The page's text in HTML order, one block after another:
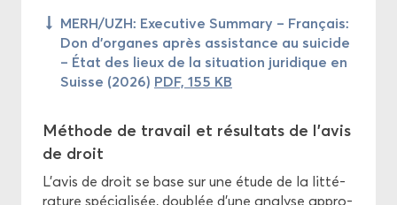
MERH/UZH: Exe­cu­tive Sum­ma­ry – Fran­çais:
Don d’or­ganes après as­sis­tance au sui­cide
– État des lieux de la si­tua­tion ju­ri­dique en
Suisse (2026) PDF, 155 KB
Mé­thode de tra­vail et ré­sul­tats de l’avis
de droit
L’avis de droit se base sur une étude de la lit­té­
ra­ture spé­cia­li­sée, dou­blée d’une ana­lyse ap­pro­